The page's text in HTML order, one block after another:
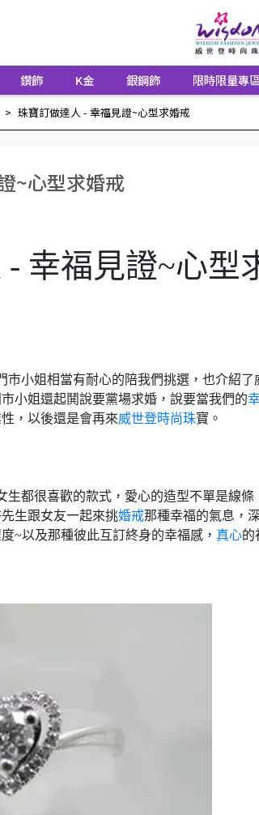
鑽飾 K金 銀鋼飾 限時限量專
珠寶訂做達人 - 幸福見證~心型求婚戒
~心型求婚戒
幸福見證~心型
市小姐相當有耐心的陪我們挑選，也介紹
小姐還起鬨說要黨場求婚，說要當我們的
，以後還是會再來威世登時尚珠寶。
生都很喜歡的款式，愛心的造型不單是線
生跟女友一起來挑婚戒那種幸福的氣息，
~以及那種彼此互訂終身的幸福感， 真心的